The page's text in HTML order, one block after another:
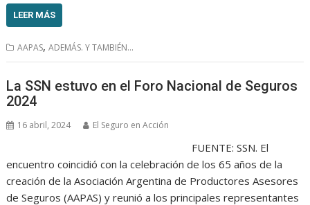
LEER MÁS
AAPAS,ADEMÁS. Y TAMBIÉN...
La SSN estuvo en el Foro Nacional de Seguros
2024
16 abril, 2024 El Seguro en Acción
FUENTE: SSN. El
encuentro coincidió con la celebración de los 65 años de la
creación de la Asociación Argentina de Productores Asesores
de Seguros (AAPAS) y reunió a los principales representantes